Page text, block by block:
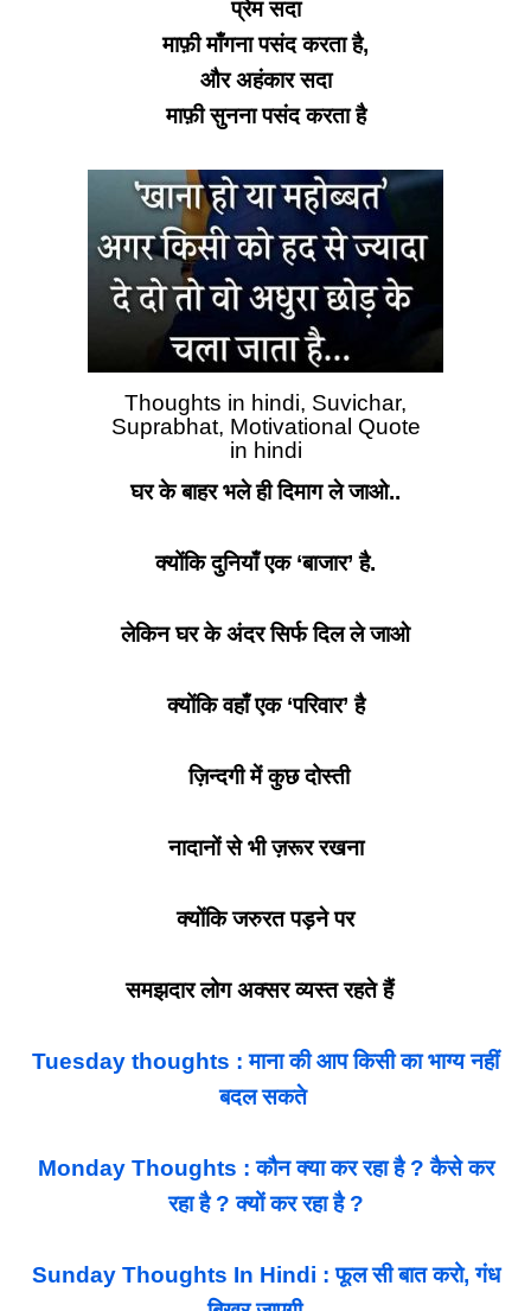
प्रेम सदा
माफ़ी माँगना पसंद करता है,
और अहंकार सदा
माफ़ी सुनना पसंद करता है
Thoughts in hindi, Suvichar,
Suprabhat, Motivational Quote
in hindi
घर के बाहर भले ही दिमाग ले जाओ..
क्योंकि दुनियाँ एक ‘बाजार’ है.
लेकिन घर के अंदर सिर्फ दिल ले जाओ
क्योंकि वहाँ एक ‘परिवार’ है
ज़िन्दगी में कुछ दोस्ती
नादानों से भी ज़रूर रखना
क्योंकि जरुरत पड़ने पर
समझदार लोग अक्सर व्यस्त रहते हैं
Tuesday thoughts : माना की आप किसी का भाग्य नहीं
बदल सकते
Monday Thoughts : कौन क्या कर रहा है ? कैसे कर
रहा है ? क्यों कर रहा है ?
Sunday Thoughts In Hindi : फूल सी बात करो, गंध